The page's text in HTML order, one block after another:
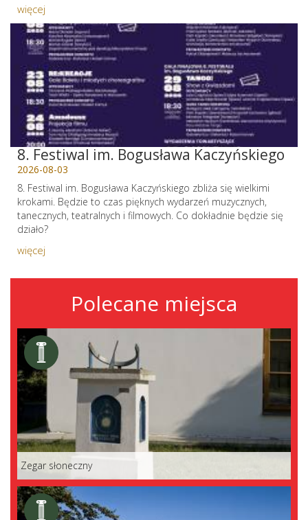
więcej
8. Festiwal im. Bogusława Kaczyńskiego
2026-08-03
8. Festiwal im. Bogusława Kaczyńskiego zbliża się wielkimi
krokami. Będzie to czas pięknych wydarzeń muzycznych,
tanecznych, teatralnych i filmowych. Co dokładnie będzie się
działo?
więcej
Polecane miejsca
Zegar słoneczny